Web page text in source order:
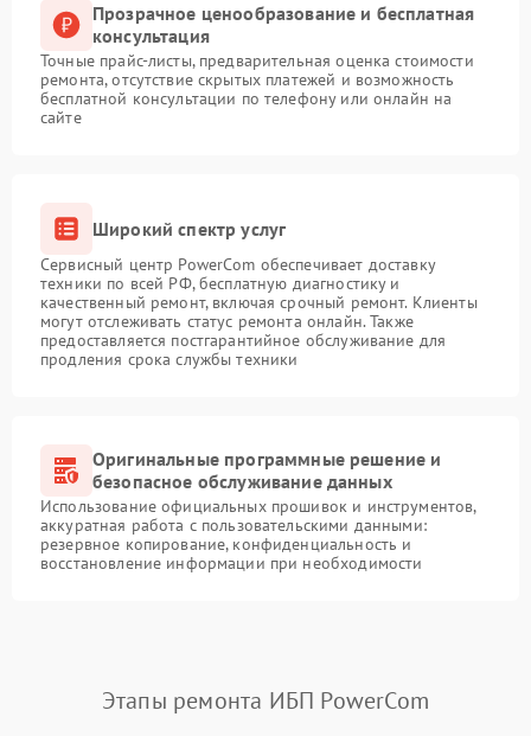
Прозрачное ценообразование и бесплатная
консультация
Точные прайс-листы, предварительная оценка стоимости
ремонта, отсутствие скрытых платежей и возможность
бесплатной консультации по телефону или онлайн на
сайте
Широкий спектр услуг
Сервисный центр PowerCom обеспечивает доставку
техники по всей РФ, бесплатную диагностику и
качественный ремонт, включая срочный ремонт. Клиенты
могут отслеживать статус ремонта онлайн. Также
предоставляется постгарантийное обслуживание для
продления срока службы техники
Оригинальные программные решение и
безопасное обслуживание данных
Использование официальных прошивок и инструментов,
аккуратная работа с пользовательскими данными:
резервное копирование, конфиденциальность и
восстановление информации при необходимости
Этапы ремонта ИБП PowerCom